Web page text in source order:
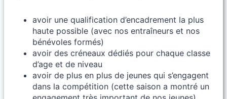
avoir une qualification d’encadrement la plus
haute possible (avec nos entraîneurs et nos
bénévoles formés)
avoir des créneaux dédiés pour chaque classe
d’age et de niveau
avoir de plus en plus de jeunes qui s’engagent
dans la compétition (cette saison a montré un